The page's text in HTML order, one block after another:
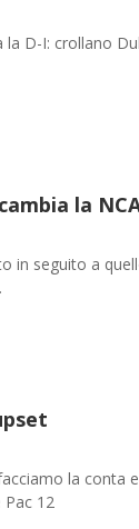
la D-I: crollano
la
in seguito a
la conta e
12